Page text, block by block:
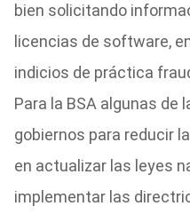
bien solicitando
licencias de software,
indicios de práctica
Para la BSA algunas de
gobiernos para reducir
en actualizar las leyes
implementar las